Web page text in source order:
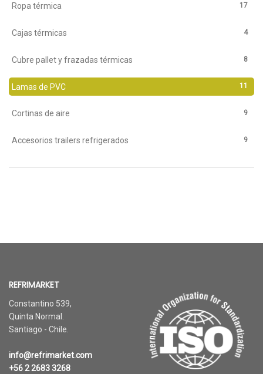
Ropa térmica 17
Cajas térmicas 4
Cubre pallet y frazadas térmicas 8
Lamas de PVC 11
Cortinas de aire 9
Accesorios trailers refrigerados 9
REFRIMARKET
Constantino 539,
Quinta Normal.
Santiago - Chile.
info@refrimarket.com
+56 2 2683 3268